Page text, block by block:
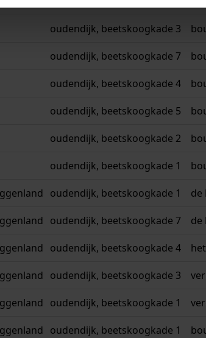
oudendijk, beetskoogkade 3
oudendijk, beetskoogkade 7
oudendijk, beetskoogkade 4
oudendijk, beetskoogkade 5
oudendijk, beetskoogkade 2
oudendijk, beetskoogkade 1
oudendijk, beetskoogkade 1 de
oudendijk, beetskoogkade 7 de
oudendijk, beetskoogkade 4
oudendijk, beetskoogkade 3
oudendijk, beetskoogkade 1
oudendijk, beetskoogkade 1